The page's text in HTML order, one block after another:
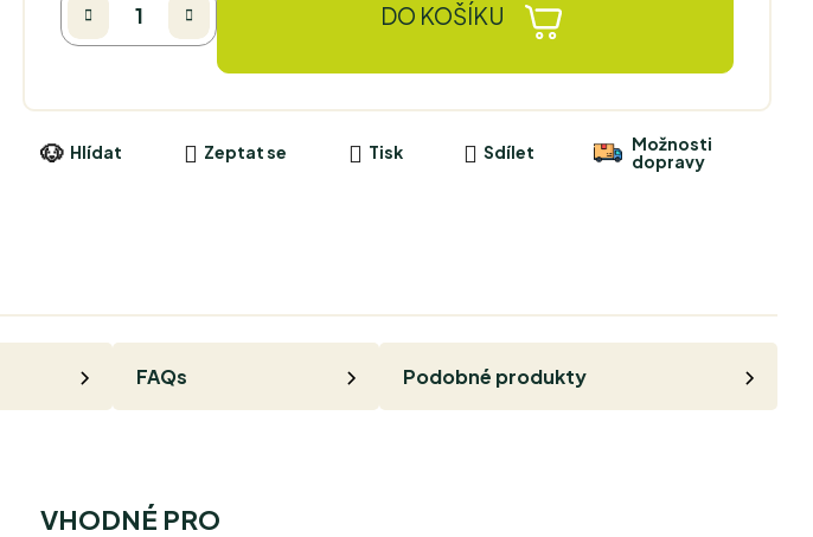
DO KOŠÍKU
Tisk
Zeptat se
Hlídat Sdílet
Možnosti
dopravy
FAQs Podobné produkty
VHODNÉ PRO